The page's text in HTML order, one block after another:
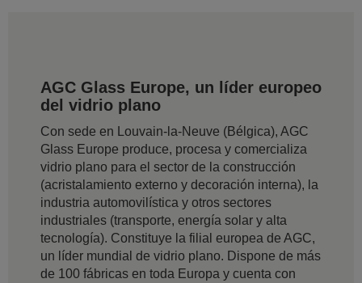
AGC Glass Europe, un líder europeo
del vidrio plano
Con sede en Louvain-la-Neuve (Bélgica), AGC
Glass Europe produce, procesa y comercializa
vidrio plano para el sector de la construcción
(acristalamiento externo y decoración interna), la
industria automovilística y otros sectores
industriales (transporte, energía solar y alta
tecnología). Constituye la filial europea de AGC,
un líder mundial de vidrio plano. Dispone de más
de 100 fábricas en toda Europa y cuenta con